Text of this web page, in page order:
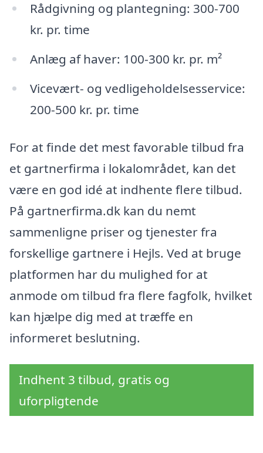
Rådgivning og plantegning: 300-700
kr. pr. time
Anlæg af haver: 100-300 kr. pr. m²
Vicevært- og vedligeholdelsesservice:
200-500 kr. pr. time
For at finde det mest favorable tilbud fra
et gartnerfirma i lokalområdet, kan det
være en god idé at indhente flere tilbud.
På gartnerfirma.dk kan du nemt
sammenligne priser og tjenester fra
forskellige gartnere i Hejls. Ved at bruge
platformen har du mulighed for at
anmode om tilbud fra flere fagfolk, hvilket
kan hjælpe dig med at træffe en
informeret beslutning.
Indhent 3 tilbud, gratis og
uforpligtende